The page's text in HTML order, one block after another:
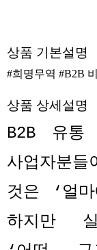
상품 기본설명
#희명무역 #B2B
상품 상세설명
B2B 유
사업자분
것은 ‘ 얼
하지만